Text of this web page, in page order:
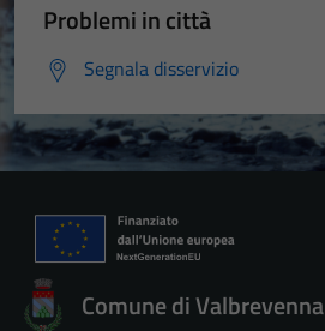
Problemi in città
Segnala disservizio
Comune di Valbrevenna